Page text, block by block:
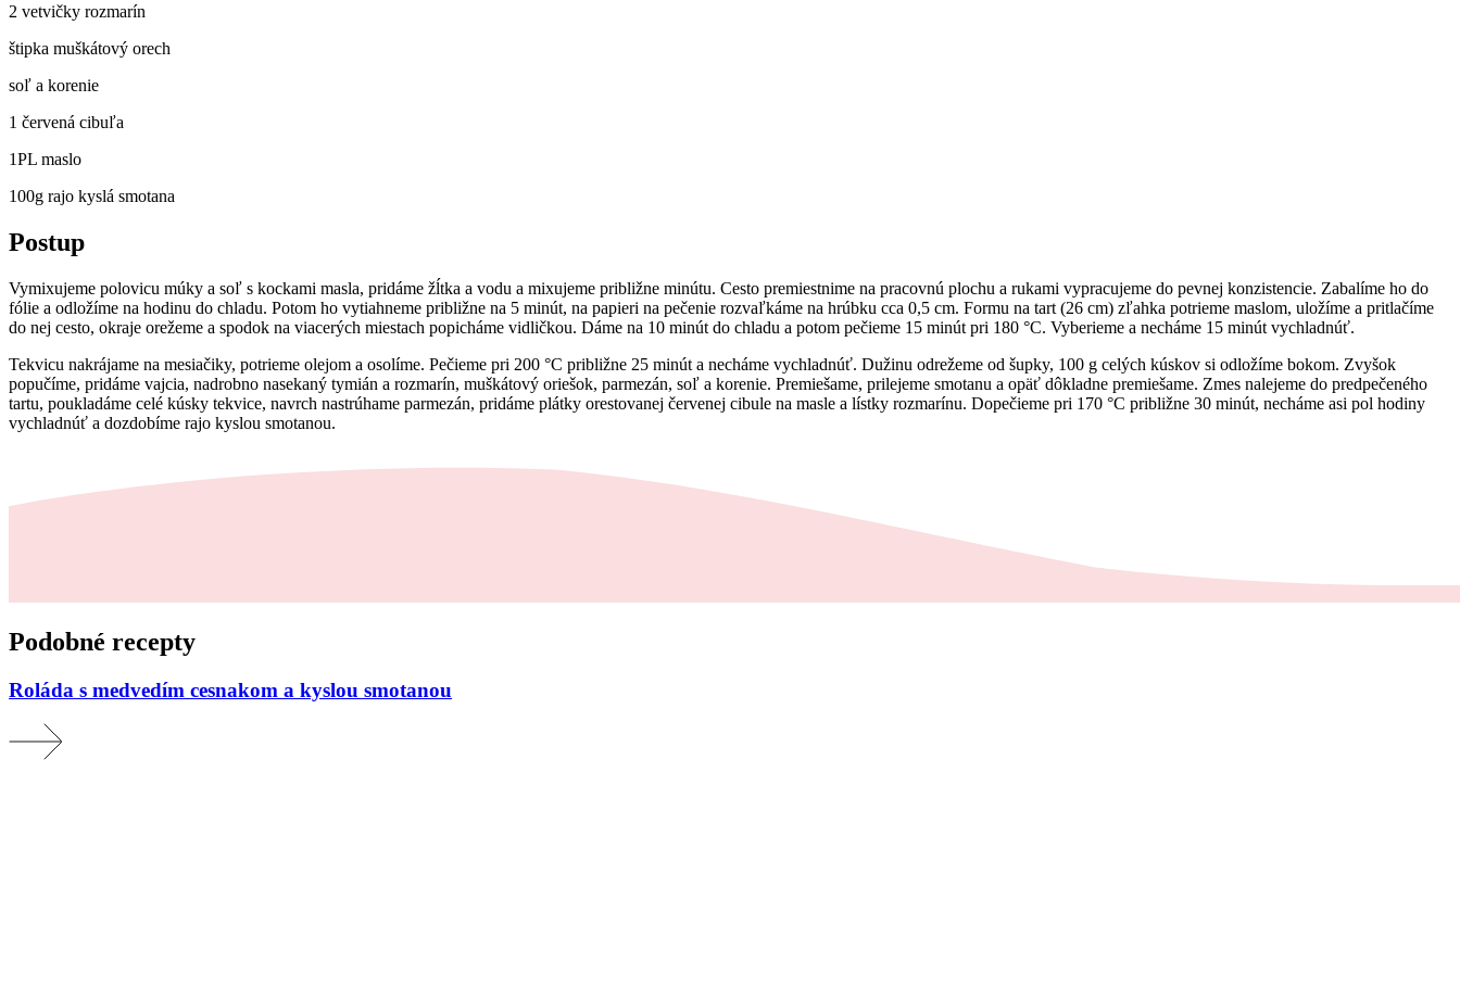
2 vetvičky rozmarín
štipka muškátový orech
soľ a korenie
1 červená cibuľa
1PL maslo
100g rajo kyslá smotana
Postup
Vymixujeme polovicu múky a soľ s kockami masla, pridáme žĺtka a vodu a mixujeme približne minútu. Cesto premiestnime na pracovnú plochu a rukami vypracujeme do pevnej konzistencie. Zabalíme ho do
fólie a odložíme na hodinu do chladu. Potom ho vytiahneme približne na 5 minút, na papieri na pečenie rozvaľkáme na hrúbku cca 0,5 cm. Formu na tart (26 cm) zľahka potrieme maslom, uložíme a pritlačíme
do nej cesto, okraje orežeme a spodok na viacerých miestach popicháme vidličkou. Dáme na 10 minút do chladu a potom pečieme 15 minút pri 180 °C. Vyberieme a necháme 15 minút vychladnúť.
Tekvicu nakrájame na mesiačiky, potrieme olejom a osolíme. Pečieme pri 200 °C približne 25 minút a necháme vychladnúť. Dužinu odrežeme od šupky, 100 g celých kúskov si odložíme bokom. Zvyšok
popučíme, pridáme vajcia, nadrobno nasekaný tymián a rozmarín, muškátový oriešok, parmezán, soľ a korenie. Premiešame, prilejeme smotanu a opäť dôkladne premiešame. Zmes nalejeme do predpečeného
tartu, poukladáme celé kúsky tekvice, navrch nastrúhame parmezán, pridáme plátky orestovanej červenej cibule na masle a lístky rozmarínu. Dopečieme pri 170 °C približne 30 minút, necháme asi pol hodiny
vychladnúť a dozdobíme rajo kyslou smotanou.
Podobné recepty
Roláda s medvedím cesnakom a kyslou smotanou